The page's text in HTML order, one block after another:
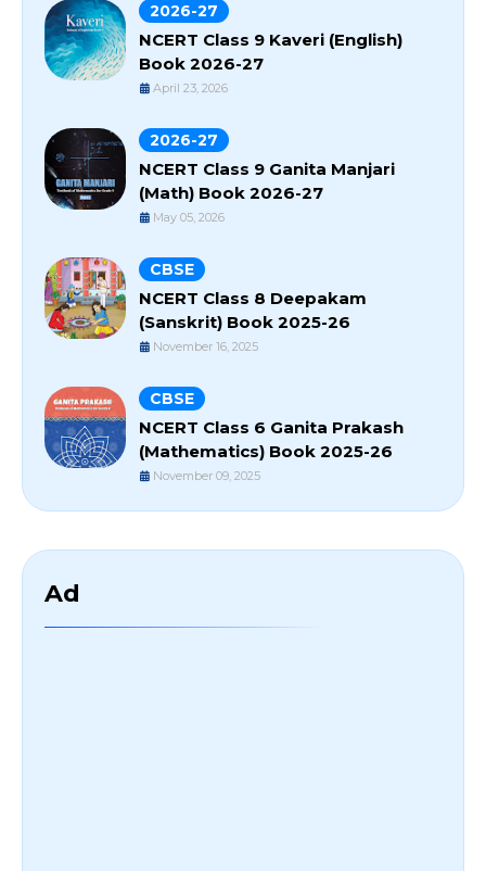
2026-27
NCERT Class 9 Kaveri (English)
Book 2026-27
April 23, 2026
2026-27
NCERT Class 9 Ganita Manjari
(Math) Book 2026-27
May 05, 2026
CBSE
NCERT Class 8 Deepakam
(Sanskrit) Book 2025-26
November 16, 2025
CBSE
NCERT Class 6 Ganita Prakash
(Mathematics) Book 2025-26
November 09, 2025
Ad